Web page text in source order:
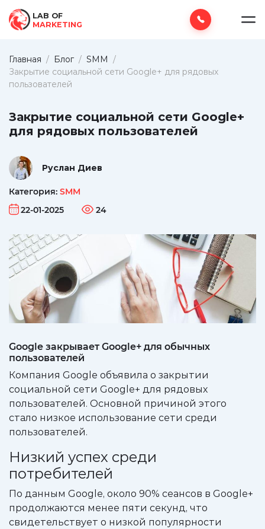
LAB OF
MARKETING
Главная / Блог / SMM /
Закрытие социальной сети Google+ для рядовых
пользователей
Закрытие социальной сети Google+
для рядовых пользователей
Руслан Диев
Категория: SMM
22-01-2025
24
Google закрывает Google+ для обычных
пользователей
Компания Google объявила о закрытии
социальной сети Google+ для рядовых
пользователей. Основной причиной этого
стало низкое использование сети среди
пользователей.
Низкий успех среди
потребителей
По данным Google, около 90% сеансов в Google+
продолжаются менее пяти секунд, что
свидетельствует о низкой популярности